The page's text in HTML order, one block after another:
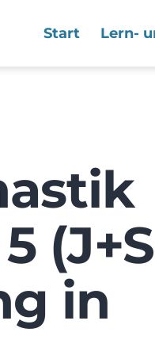
Start Lern-
in